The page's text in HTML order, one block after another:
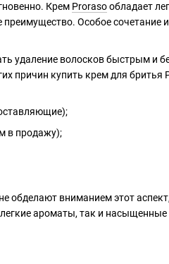
Крем Prorasoобладает
Особое сочетание
удаление волосков быстрым и
причин купить крем для
в продажу);
вниманием этот
ароматы, так и